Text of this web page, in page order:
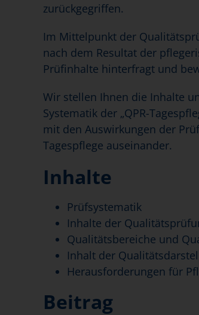
zurückgegriffen.
Im Mittelpunkt der
nach dem Resultat der
Prüfinhalte hinterfragt und
Wir stellen Ihnen die Inhalte
Systematik der „QPR-
mit den Auswirkungen der
Tagespflege auseinander.
Inhalte
Prüfsystematik
Inhalte der
Qualitätsbereiche und
Inhalt der
Herausforderungen für
Beitrag